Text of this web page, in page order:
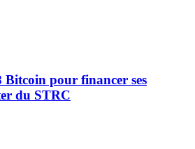
Bitcoin pour financer ses
du STRC